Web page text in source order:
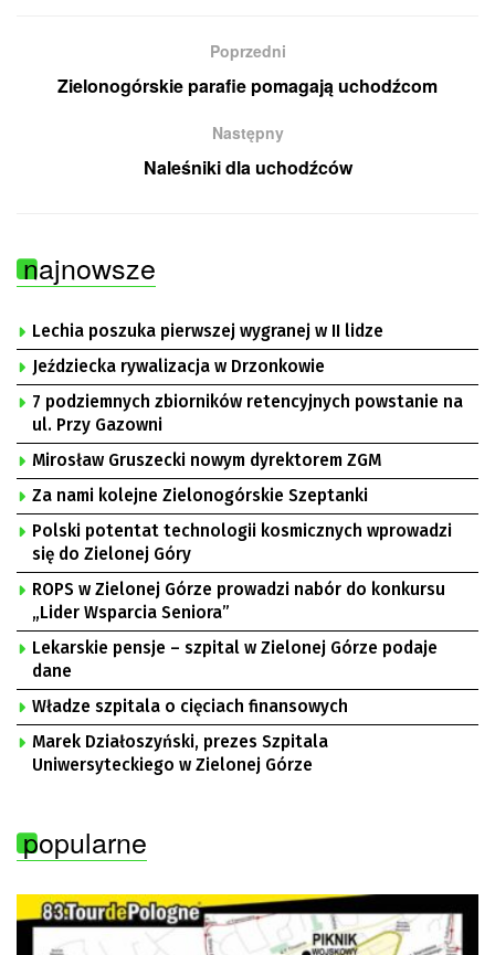
Poprzedni
Zielonogórskie parafie pomagają uchodźcom
Następny
Naleśniki dla uchodźców
najnowsze
Lechia poszuka pierwszej wygranej w II lidze
Jeździecka rywalizacja w Drzonkowie
7 podziemnych zbiorników retencyjnych powstanie na
ul. Przy Gazowni
Mirosław Gruszecki nowym dyrektorem ZGM
Za nami kolejne Zielonogórskie Szeptanki
Polski potentat technologii kosmicznych wprowadzi
się do Zielonej Góry
ROPS w Zielonej Górze prowadzi nabór do konkursu
„Lider Wsparcia Seniora”
Lekarskie pensje – szpital w Zielonej Górze podaje
dane
Władze szpitala o cięciach finansowych
Marek Działoszyński, prezes Szpitala
Uniwersyteckiego w Zielonej Górze
popularne